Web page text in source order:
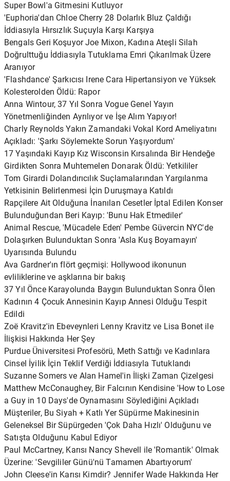
Super Bowl'a Gitmesini Kutluyor
'Euphoria'dan Chloe Cherry 28 Dolarlık Bluz Çaldığı
İddiasıyla Hırsızlık Suçuyla Karşı Karşıya
Bengals Geri Koşuyor Joe Mixon, Kadına Ateşli Silah
Doğrulttuğu İddiasıyla Tutuklama Emri Çıkarılmak Üzere
Aranıyor
'Flashdance' Şarkıcısı Irene Cara Hipertansiyon ve Yüksek
Kolesterolden Öldü: Rapor
Anna Wintour, 37 Yıl Sonra Vogue Genel Yayın
Yönetmenliğinden Ayrılıyor ve İşe Alım Yapıyor!
Charly Reynolds Yakın Zamandaki Vokal Kord Ameliyatını
Açıkladı: 'Şarkı Söylemekte Sorun Yaşıyordum'
17 Yaşındaki Kayıp Kız Wisconsin Kırsalında Bir Hendeğe
Girdikten Sonra Muhtemelen Donarak Öldü: Yetkililer
Tom Girardi Dolandırıcılık Suçlamalarından Yargılanma
Yetkisinin Belirlenmesi İçin Duruşmaya Katıldı
Rapçilere Ait Olduğuna İnanılan Cesetler İptal Edilen Konser
Bulunduğundan Beri Kayıp: 'Bunu Hak Etmediler'
Animal Rescue, 'Mücadele Eden' Pembe Güvercin NYC'de
Dolaşırken Bulunduktan Sonra 'Asla Kuş Boyamayın'
Uyarısında Bulundu
Ava Gardner'ın flört geçmişi: Hollywood ikonunun
evliliklerine ve aşklarına bir bakış
37 Yıl Önce Karayolunda Baygın Bulunduktan Sonra Ölen
Kadının 4 Çocuk Annesinin Kayıp Annesi Olduğu Tespit
Edildi
Zoë Kravitz'in Ebeveynleri Lenny Kravitz ve Lisa Bonet ile
İlişkisi Hakkında Her Şey
Purdue Üniversitesi Profesörü, Meth Sattığı ve Kadınlara
Cinsel İyilik İçin Teklif Verdiği İddiasıyla Tutuklandı
Suzanne Somers ve Alan Hamel'in İlişki Zaman Çizelgesi
Matthew McConaughey, Bir Falcının Kendisine 'How to Lose
a Guy in 10 Days'de Oynamasını Söylediğini Açıkladı
Müşteriler, Bu Siyah + Katlı Yer Süpürme Makinesinin
Geleneksel Bir Süpürgeden 'Çok Daha Hızlı' Olduğunu ve
Satışta Olduğunu Kabul Ediyor
Paul McCartney, Karısı Nancy Shevell ile 'Romantik' Olmak
Üzerine: 'Sevgililer Günü'nü Tamamen Abartıyorum'
John Cleese'in Karısı Kimdir? Jennifer Wade Hakkında Her